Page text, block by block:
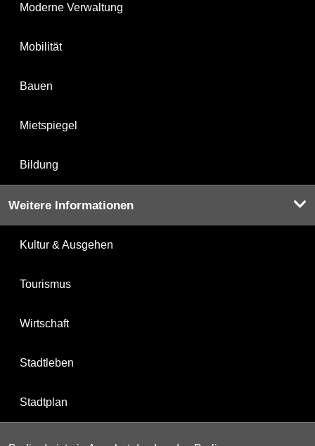
Moderne Verwaltung
Mobilität
Bauen
Mietspiegel
Bildung
Weitere Informationen
Kultur & Ausgehen
Tourismus
Wirtschaft
Stadtleben
Stadtplan